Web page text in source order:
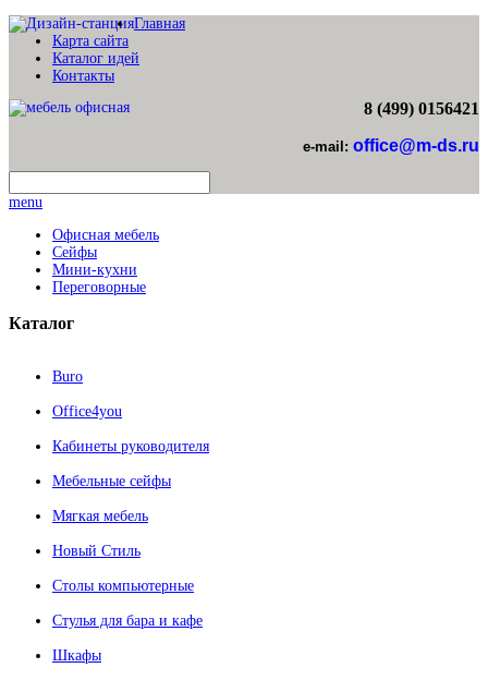
Главная
Карта сайта
Каталог идей
Контакты
8 (499) 0156421
e-mail: office@m-ds.ru
menu
Офисная мебель
Сейфы
Мини-кухни
Переговорные
Каталог
Buro
Office4you
Кабинеты руководителя
Мебельные сейфы
Мягкая мебель
Новый Стиль
Столы компьютерные
Стулья для бара и кафе
Шкафы